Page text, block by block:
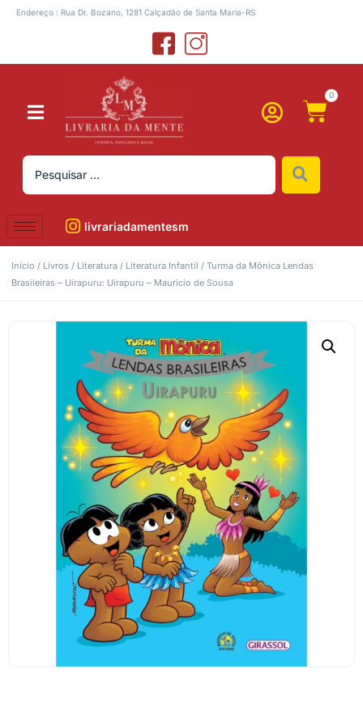
Endereço : Rua Dr. Bozano, 1281 Calçadão de Santa Maria-RS
0
livrariadamentesm
Início / Livros / Literatura / Literatura Infantil / Turma da Mônica Lendas
Brasileiras – Uirapuru: Uirapuru – Mauricio de Sousa